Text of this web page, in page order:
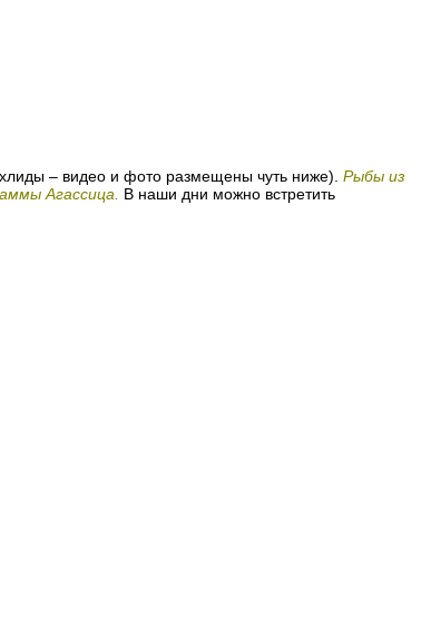
– видео и фото размещены чуть ниже). Рыбы из
Агассица.
В наши дни можно встретить